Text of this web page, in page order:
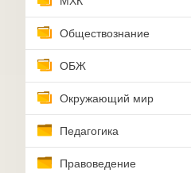
Обществознание
ОБЖ
Окружающий мир
Педагогика
Правоведение